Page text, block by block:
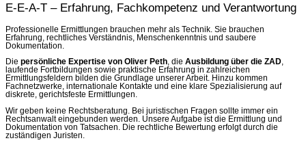
E-E-A-T – Erfahrung, Fachkompetenz und Verantwortung
Professionelle Ermittlungen brauchen mehr als Technik. Sie brauchen
Erfahrung, rechtliches Verständnis, Menschenkenntnis und saubere
Dokumentation.
Die persönliche Expertise von Oliver Peth , die Ausbildung über die ZAD
laufende Fortbildungen sowie praktische Erfahrung in zahlreichen
Ermittlungsfeldern bilden die Grundlage unserer Arbeit. Hinzu kommen
Fachnetzwerke, internationale Kontakte und eine klare Spezialisierung auf
diskrete, gerichtsfeste Ermittlungen.
Wir geben keine Rechtsberatung. Bei juristischen Fragen sollte immer ein
Rechtsanwalt eingebunden werden. Unsere Aufgabe ist die Ermittlung und
Dokumentation von Tatsachen. Die rechtliche Bewertung erfolgt durch die
zuständigen Juristen.